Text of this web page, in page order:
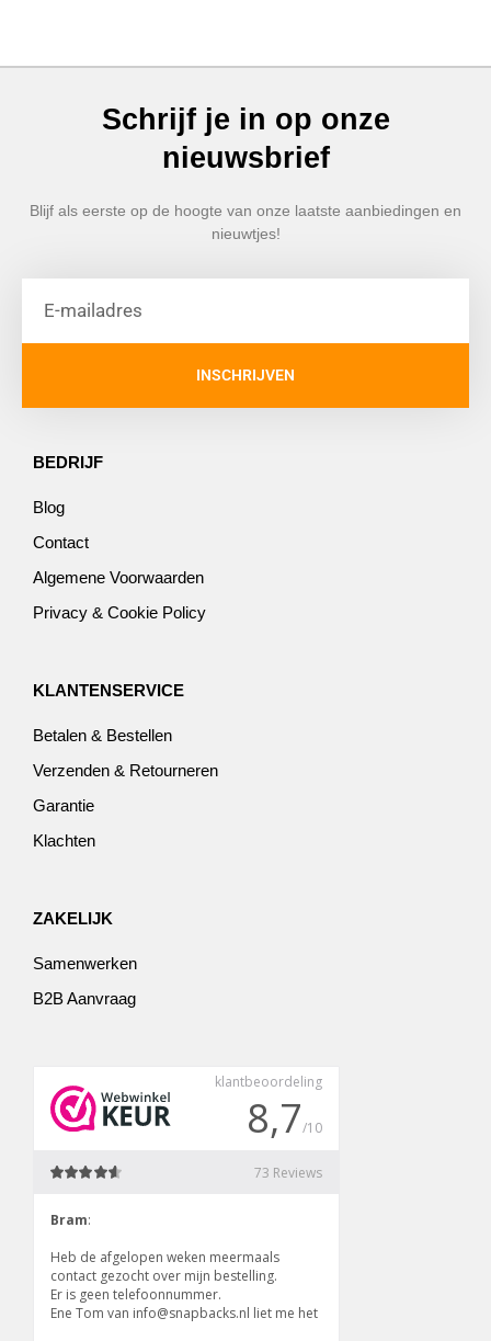
Schrijf je in op onze
nieuwsbrief
Blijf als eerste op de hoogte van onze laatste aanbiedingen en
nieuwtjes!
INSCHRIJVEN
BEDRIJF
Blog
Contact
Algemene Voorwaarden
Privacy & Cookie Policy
KLANTENSERVICE
Betalen & Bestellen
Verzenden & Retourneren
Garantie
Klachten
ZAKELIJK
Samenwerken
B2B Aanvraag